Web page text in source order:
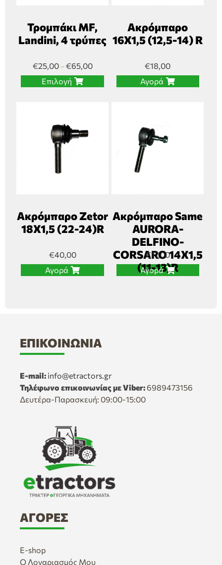
Τρομπάκι MF,
Landini, 4 τρύπες
€25,00–€65,00
Επιλογή
Ακρόμπαρο
16Χ1,5 (12,5-14) R
€18,00
Αγορά
Ακρόμπαρο Zetor
18Χ1,5 (22-24)R
€40,00
Αγορά
Ακρόμπαρο Same
AURORA-
DELFINO-
CORSARO 14Χ1,5
(11-13)R
€17,00
Αγορά
ΕΠΙΚΟΙΝΩΝΊΑ
E-mail: info@etractors.gr
Τηλέφωνο επικοινωνίας με Viber: 6989473156
Δευτέρα-Παρασκευή: 09:00-15:00
ΑΓΟΡΈΣ
E-shop
Ο Λογαριασμός Μου